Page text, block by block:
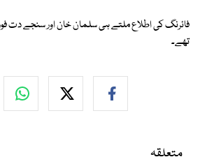
فائرنگ کی اطلاع ملتے ہی سلمان خان اور سنجے دت
تھے۔
متعلقہ